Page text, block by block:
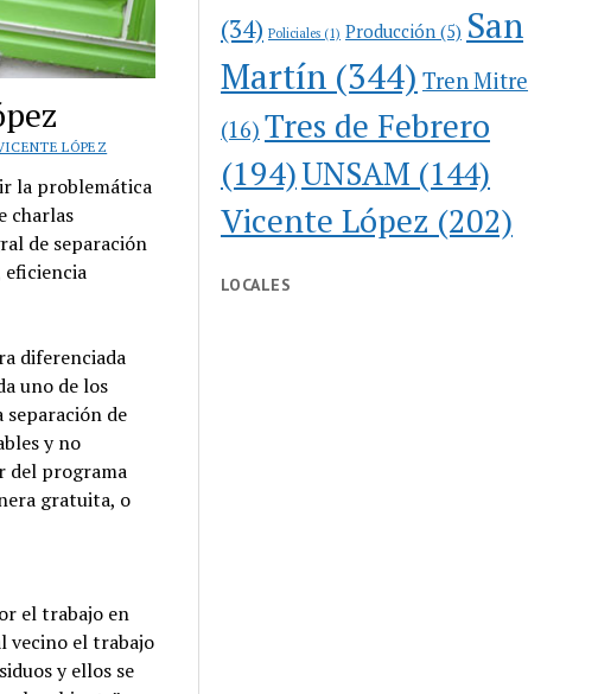
LÓPEZ
la problemática
charlas
de separación
eficiencia
diferenciada
uno de los
separación de
y no
del programa
gratuita, o
el trabajo en
vecino el trabajo
y ellos se
(34) Policiales (1) Producción (5) San
Martín (344) Tren Mitre
(16) Tres de Febrero
(194)UNSAM (144)
Vicente López (202)
LOCALES